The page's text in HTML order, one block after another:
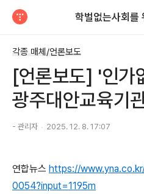
학벌없는사회를
각종 매체/언론보도
[언론보도] '인가
광주대안교육기
- 관리자 2025. 12. 8. 17:07
연합뉴스 https://
0054?input=1195m